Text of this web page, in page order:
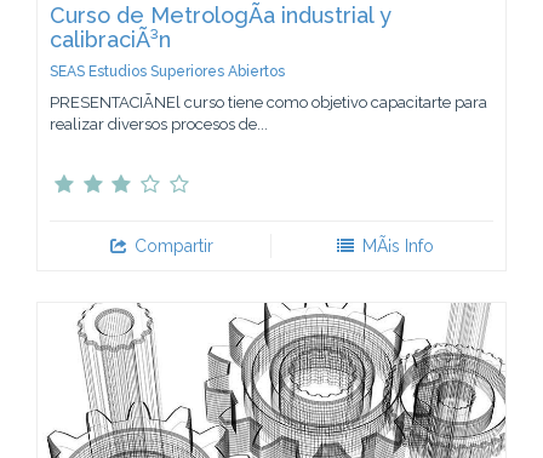
Curso de MetrologÃ­a industrial y
calibraciÃ³n
SEAS Estudios Superiores Abiertos
PRESENTACIÃNEl curso tiene como objetivo capacitarte para
realizar diversos procesos de...
Compartir MÃ¡s Info